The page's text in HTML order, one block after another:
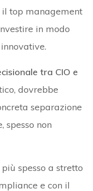
il top management
in modo
tra CIO e
dovrebbe
separazione
non
spesso a stretto
e con il